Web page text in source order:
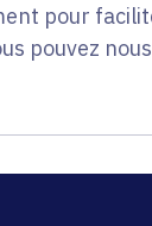
pour
pouvez